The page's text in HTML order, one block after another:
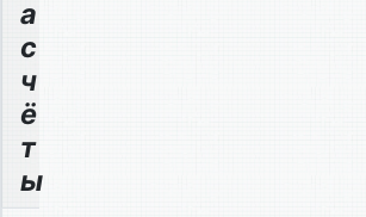
а
с
ч
ё
т
ы